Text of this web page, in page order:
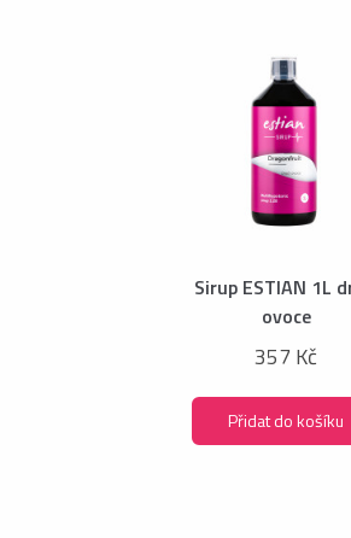
Sirup ESTIAN 1L
ovoce
357 Kč
Přidat do košíku